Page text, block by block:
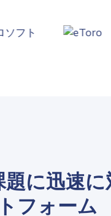
に迅速に
フォーム